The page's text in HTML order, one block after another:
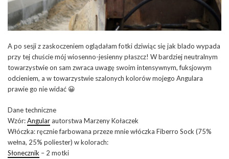
A po sesji z zaskoczeniem oglądałam fotki dziwiąc się jak blado wypada
przy tej chuście mój wiosenno-jesienny płaszcz! W bardziej neutralnym
towarzystwie on sam zwraca uwagę swoim intensywnym, fuksjowym
odcieniem, a w towarzystwie szalonych kolorów mojego Angulara
prawie go nie widać 😀
Dane techniczne
Wzór:Angularautorstwa Marzeny Kołaczek
Włóczka: ręcznie farbowana przeze mnie włóczka Fiberro Sock (75%
wełna, 25% poliester) w kolorach:
Słonecznik – 2 motki